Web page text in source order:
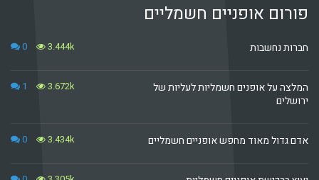
פורום אופניים חשמליים
חברות נחשבות 3.444k
0
המלצה על אופנים חשמליות לעליות של
ירושלים
3.672k
1
אדם גדול מאוד מחפש אופניים חשמליים 3.434k
0